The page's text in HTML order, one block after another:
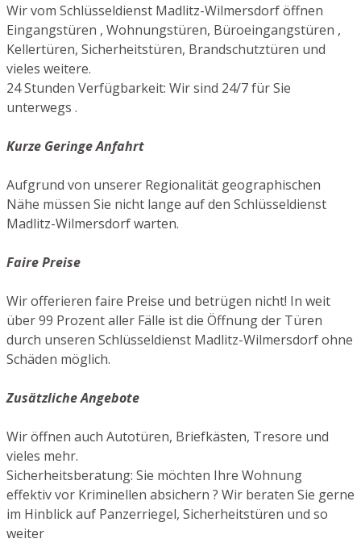
Wir vom Schlüsseldienst Madlitz-Wilmersdorf öffnen
Eingangstüren , Wohnungstüren, Büroeingangstüren ,
Kellertüren, Sicherheitstüren, Brandschutztüren und
vieles weitere.
24 Stunden Verfügbarkeit: Wir sind 24/7 für Sie
unterwegs .
Kurze Geringe Anfahrt
Aufgrund von unserer Regionalität geographischen
Nähe müssen Sie nicht lange auf den Schlüsseldienst
Madlitz-Wilmersdorf warten.
Faire Preise
Wir offerieren faire Preise und betrügen nicht! In weit
über 99 Prozent aller Fälle ist die Öffnung der Türen
durch unseren Schlüsseldienst Madlitz-Wilmersdorf ohne
Schäden möglich.
Zusätzliche Angebote
Wir öffnen auch Autotüren, Briefkästen, Tresore und
vieles mehr.
Sicherheitsberatung: Sie möchten Ihre Wohnung
effektiv vor Kriminellen absichern ? Wir beraten Sie gerne
im Hinblick auf Panzerriegel, Sicherheitstüren und so
weiter